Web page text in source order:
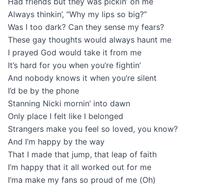
Always thinkin’, “Why my lips so big?”
Was I too dark? Can they sense my fears?
These gay thoughts would always haunt me
I prayed God would take it from me
It’s hard for you when you’re fightin’
And nobody knows it when you’re silent
I’d be by the phone
Stanning Nicki mornin’ into dawn
Only place I felt like I belonged
Strangers make you feel so loved, you know?
And I’m happy by the way
That I made that jump, that leap of faith
I’m happy that it all worked out for me
I’ma make my fans so proud of me (Oh)